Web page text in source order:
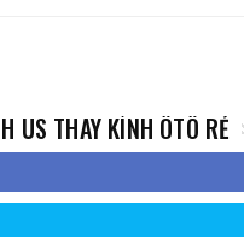
US THAY KÍNH ÔTÔ RẺ